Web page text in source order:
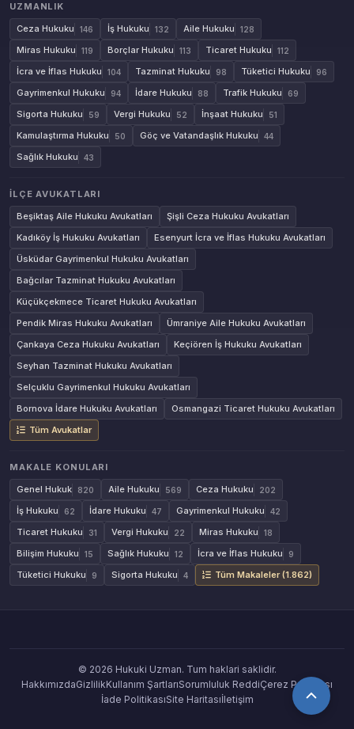
UZMANLIK
Ceza Hukuku
146 İş Hukuku 132 Aile Hukuku 128
Miras Hukuku 119 Borçlar Hukuku 113 Ticaret Hukuku 112
İcra ve İflas Hukuku 104 Tazminat Hukuku 98 Tüketici Hukuku 96
Gayrimenkul Hukuku 94 İdare Hukuku 88 Trafik Hukuku 69
Sigorta Hukuku 59 Vergi Hukuku 52 İnşaat Hukuku 51
Kamulaştırma Hukuku 50 Göç ve Vatandaşlık Hukuku 44
Sağlık Hukuku 43
İLÇE AVUKATLARI
Beşiktaş Aile Hukuku Avukatları
Şişli Ceza Hukuku Avukatları
Kadıköy İş Hukuku Avukatları
Esenyurt İcra ve İflas Hukuku Avukatları
Üsküdar Gayrimenkul Hukuku Avukatları
Bağcılar Tazminat Hukuku Avukatları
Küçükçekmece Ticaret Hukuku Avukatları
Pendik Miras Hukuku Avukatları
Ümraniye Aile Hukuku Avukatları
Çankaya Ceza Hukuku Avukatları
Keçiören İş Hukuku Avukatları
Seyhan Tazminat Hukuku Avukatları
Selçuklu Gayrimenkul Hukuku Avukatları
Bornova İdare Hukuku Avukatları
Osmangazi Ticaret Hukuku Avukatları
Tüm Avukatlar
MAKALE KONULARI
Genel Hukuk
820 Aile Hukuku 569 Ceza Hukuku 202
İş Hukuku 62 İdare Hukuku 47 Gayrimenkul Hukuku 42
Ticaret Hukuku 31 Vergi Hukuku 22 Miras Hukuku 18
Bilişim Hukuku 15 Sağlık Hukuku 12 İcra ve İflas Hukuku 9
Tüketici Hukuku 9 Sigorta Hukuku 4 Tüm Makaleler (1.862)
© 2026 Hukuki Uzman. Tum haklari saklidir.
HakkımızdaGizlilikKullanım ŞartlarıSorumluluk ReddiÇerez Politikası
İade PolitikasıSite Haritasıİletişim